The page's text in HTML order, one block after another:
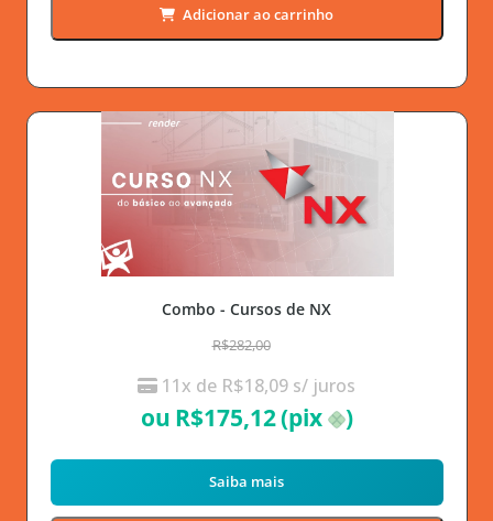
Adicionar ao carrinho
Combo - Cursos de NX
R$282,00
11x de R$18,09 s/ juros
ou R$175,12(pix )
Saiba mais